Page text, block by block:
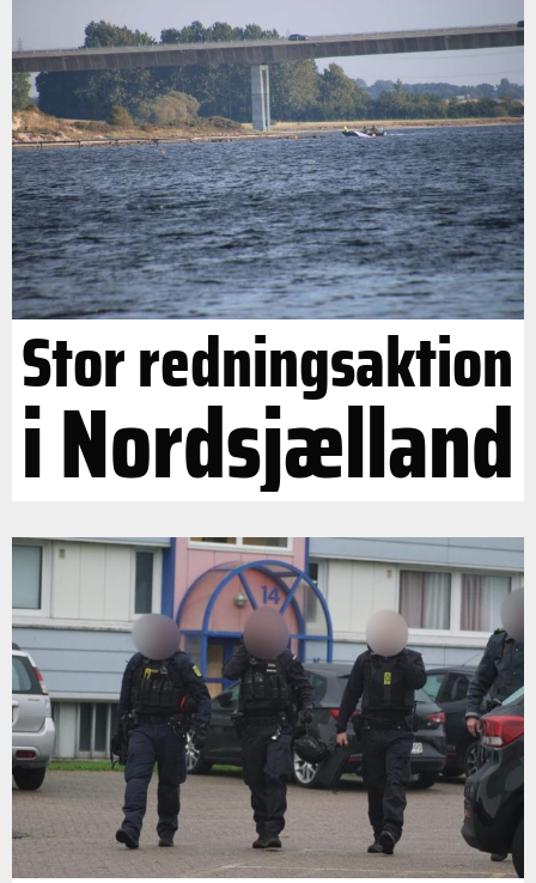
Stor redningsaktion
i Nordsjælland